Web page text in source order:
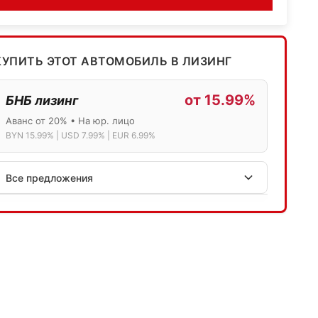
ЭТОТ АВТОМОБИЛЬ В ЛИЗИНГ
БНБ лизинг от 15.99%
Аванс от 20% • На юр. лицо
BYN 15.99% | USD 7.99% | EUR 6.99%
Все предложения
АСБ лизинг